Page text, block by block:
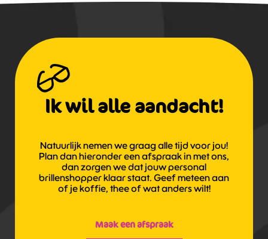
Ik wil alle aandacht!
Natuurlijk nemen we graag alle tijd voor jou!
Plan dan hieronder een afspraak in met ons,
dan zorgen we dat jouw personal
brillenshopper klaar staat. Geef meteen aan
of je koffie, thee of wat anders wilt!
Maak een afspraak